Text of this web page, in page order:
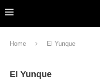
Home El Yunque
El Yunque